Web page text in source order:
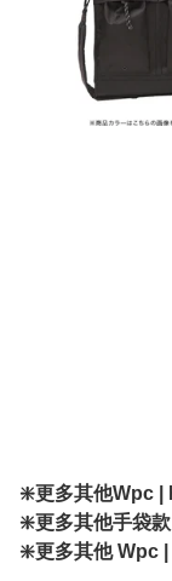
❇️更多其他Wpc |
❇️更多其他手袋款
❇️更多其他 Wpc |